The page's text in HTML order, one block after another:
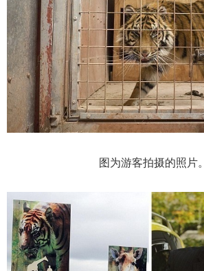
图为游客拍摄的照片。